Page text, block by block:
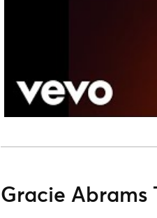
Gracie Abrams